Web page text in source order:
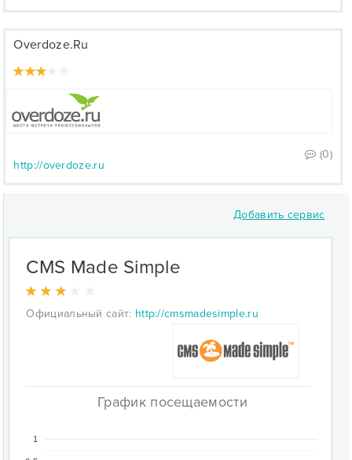
Overdoze.Ru
(0)
http://overdoze.ru
Добавить сервис
CMS Made Simple
Официальный сайт: http://cmsmadesimple.ru
График посещаемости
1